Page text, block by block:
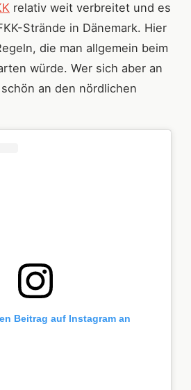
relativ weit verbreitet und es
Strände in Dänemark. Hier
die man allgemein beim
würde. Wer sich aber an
an den nördlichen
Beitrag auf Instagram an